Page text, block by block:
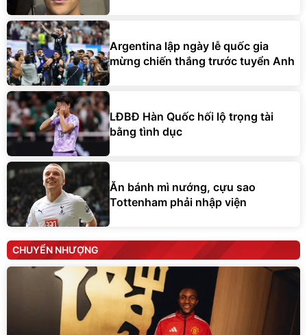
Argentina lập ngày lễ quốc gia
mừng chiến thắng trước tuyển Anh
LĐBĐ Hàn Quốc hối lộ trọng tài
bằng tình dục
Ăn bánh mì nướng, cựu sao
Tottenham phải nhập viện
CHUYỂN NHƯỢNG